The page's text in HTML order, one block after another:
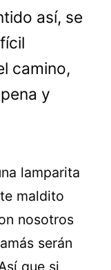
así, se
camino,
y
lamparita
maldito
nosotros
serán
que si